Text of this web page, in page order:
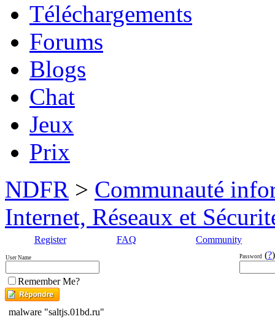
Téléchargements
Forums
Blogs
Chat
Jeux
Prix
NDFR > Communauté
Internet, Réseaux et
Register FAQ Community
User Name Password (?)
Remember Me?
malware "saltjs.01bd.ru"